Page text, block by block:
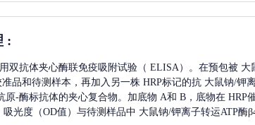
:
双抗体夹心酶联免疫吸附试验（ ELISA）。在预包被 大
准品和待测样本，再加入另一株 HRP标记的抗 大鼠钠/钾
原-酶标抗体的夹心复合物。加底物 A和 B，底物在 HRP
吸光度（OD值）与待测样品中 大鼠钠/钾离子转运ATP酶